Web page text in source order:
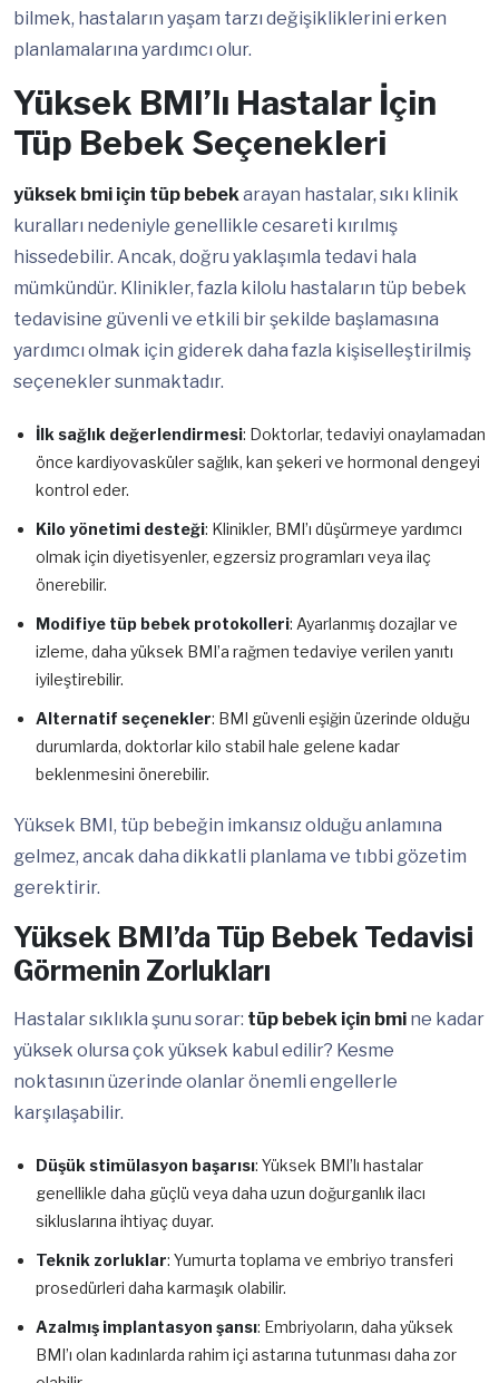
bilmek, hastaların yaşam tarzı değişikliklerini erken
planlamalarına yardımcı olur.
Yüksek BMI’lı Hastalar İçin
Tüp Bebek Seçenekleri
yüksek bmi için tüp bebekarayan hastalar, sıkı klinik
kuralları nedeniyle genellikle cesareti kırılmış
hissedebilir. Ancak, doğru yaklaşımla tedavi hala
mümkündür. Klinikler, fazla kilolu hastaların tüp bebek
tedavisine güvenli ve etkili bir şekilde başlamasına
yardımcı olmak için giderek daha fazla kişiselleştirilmiş
seçenekler sunmaktadır.
İlk sağlık değerlendirmesi: Doktorlar, tedaviyi onaylamadan
önce kardiyovasküler sağlık, kan şekeri ve hormonal dengeyi
kontrol eder.
Kilo yönetimi desteği: Klinikler, BMI’ı düşürmeye yardımcı
olmak için diyetisyenler, egzersiz programları veya ilaç
önerebilir.
Modifiye tüp bebek protokolleri: Ayarlanmış dozajlar ve
izleme, daha yüksek BMI’a rağmen tedaviye verilen yanıtı
iyileştirebilir.
Alternatif seçenekler: BMI güvenli eşiğin üzerinde olduğu
durumlarda, doktorlar kilo stabil hale gelene kadar
beklenmesini önerebilir.
Yüksek BMI, tüp bebeğin imkansız olduğu anlamına
gelmez, ancak daha dikkatli planlama ve tıbbi gözetim
gerektirir.
Yüksek BMI’da Tüp Bebek Tedavisi
Görmenin Zorlukları
Hastalar sıklıkla şunu sorar: tüp bebek için bmi ne kadar
yüksek olursa çok yüksek kabul edilir? Kesme
noktasının üzerinde olanlar önemli engellerle
karşılaşabilir.
Düşük stimülasyon başarısı: Yüksek BMI’lı hastalar
genellikle daha güçlü veya daha uzun doğurganlık ilacı
sikluslarına ihtiyaç duyar.
Teknik zorluklar: Yumurta toplama ve embriyo transferi
prosedürleri daha karmaşık olabilir.
Azalmış implantasyon şansı: Embriyoların, daha yüksek
BMI’ı olan kadınlarda rahim içi astarına tutunması daha zor